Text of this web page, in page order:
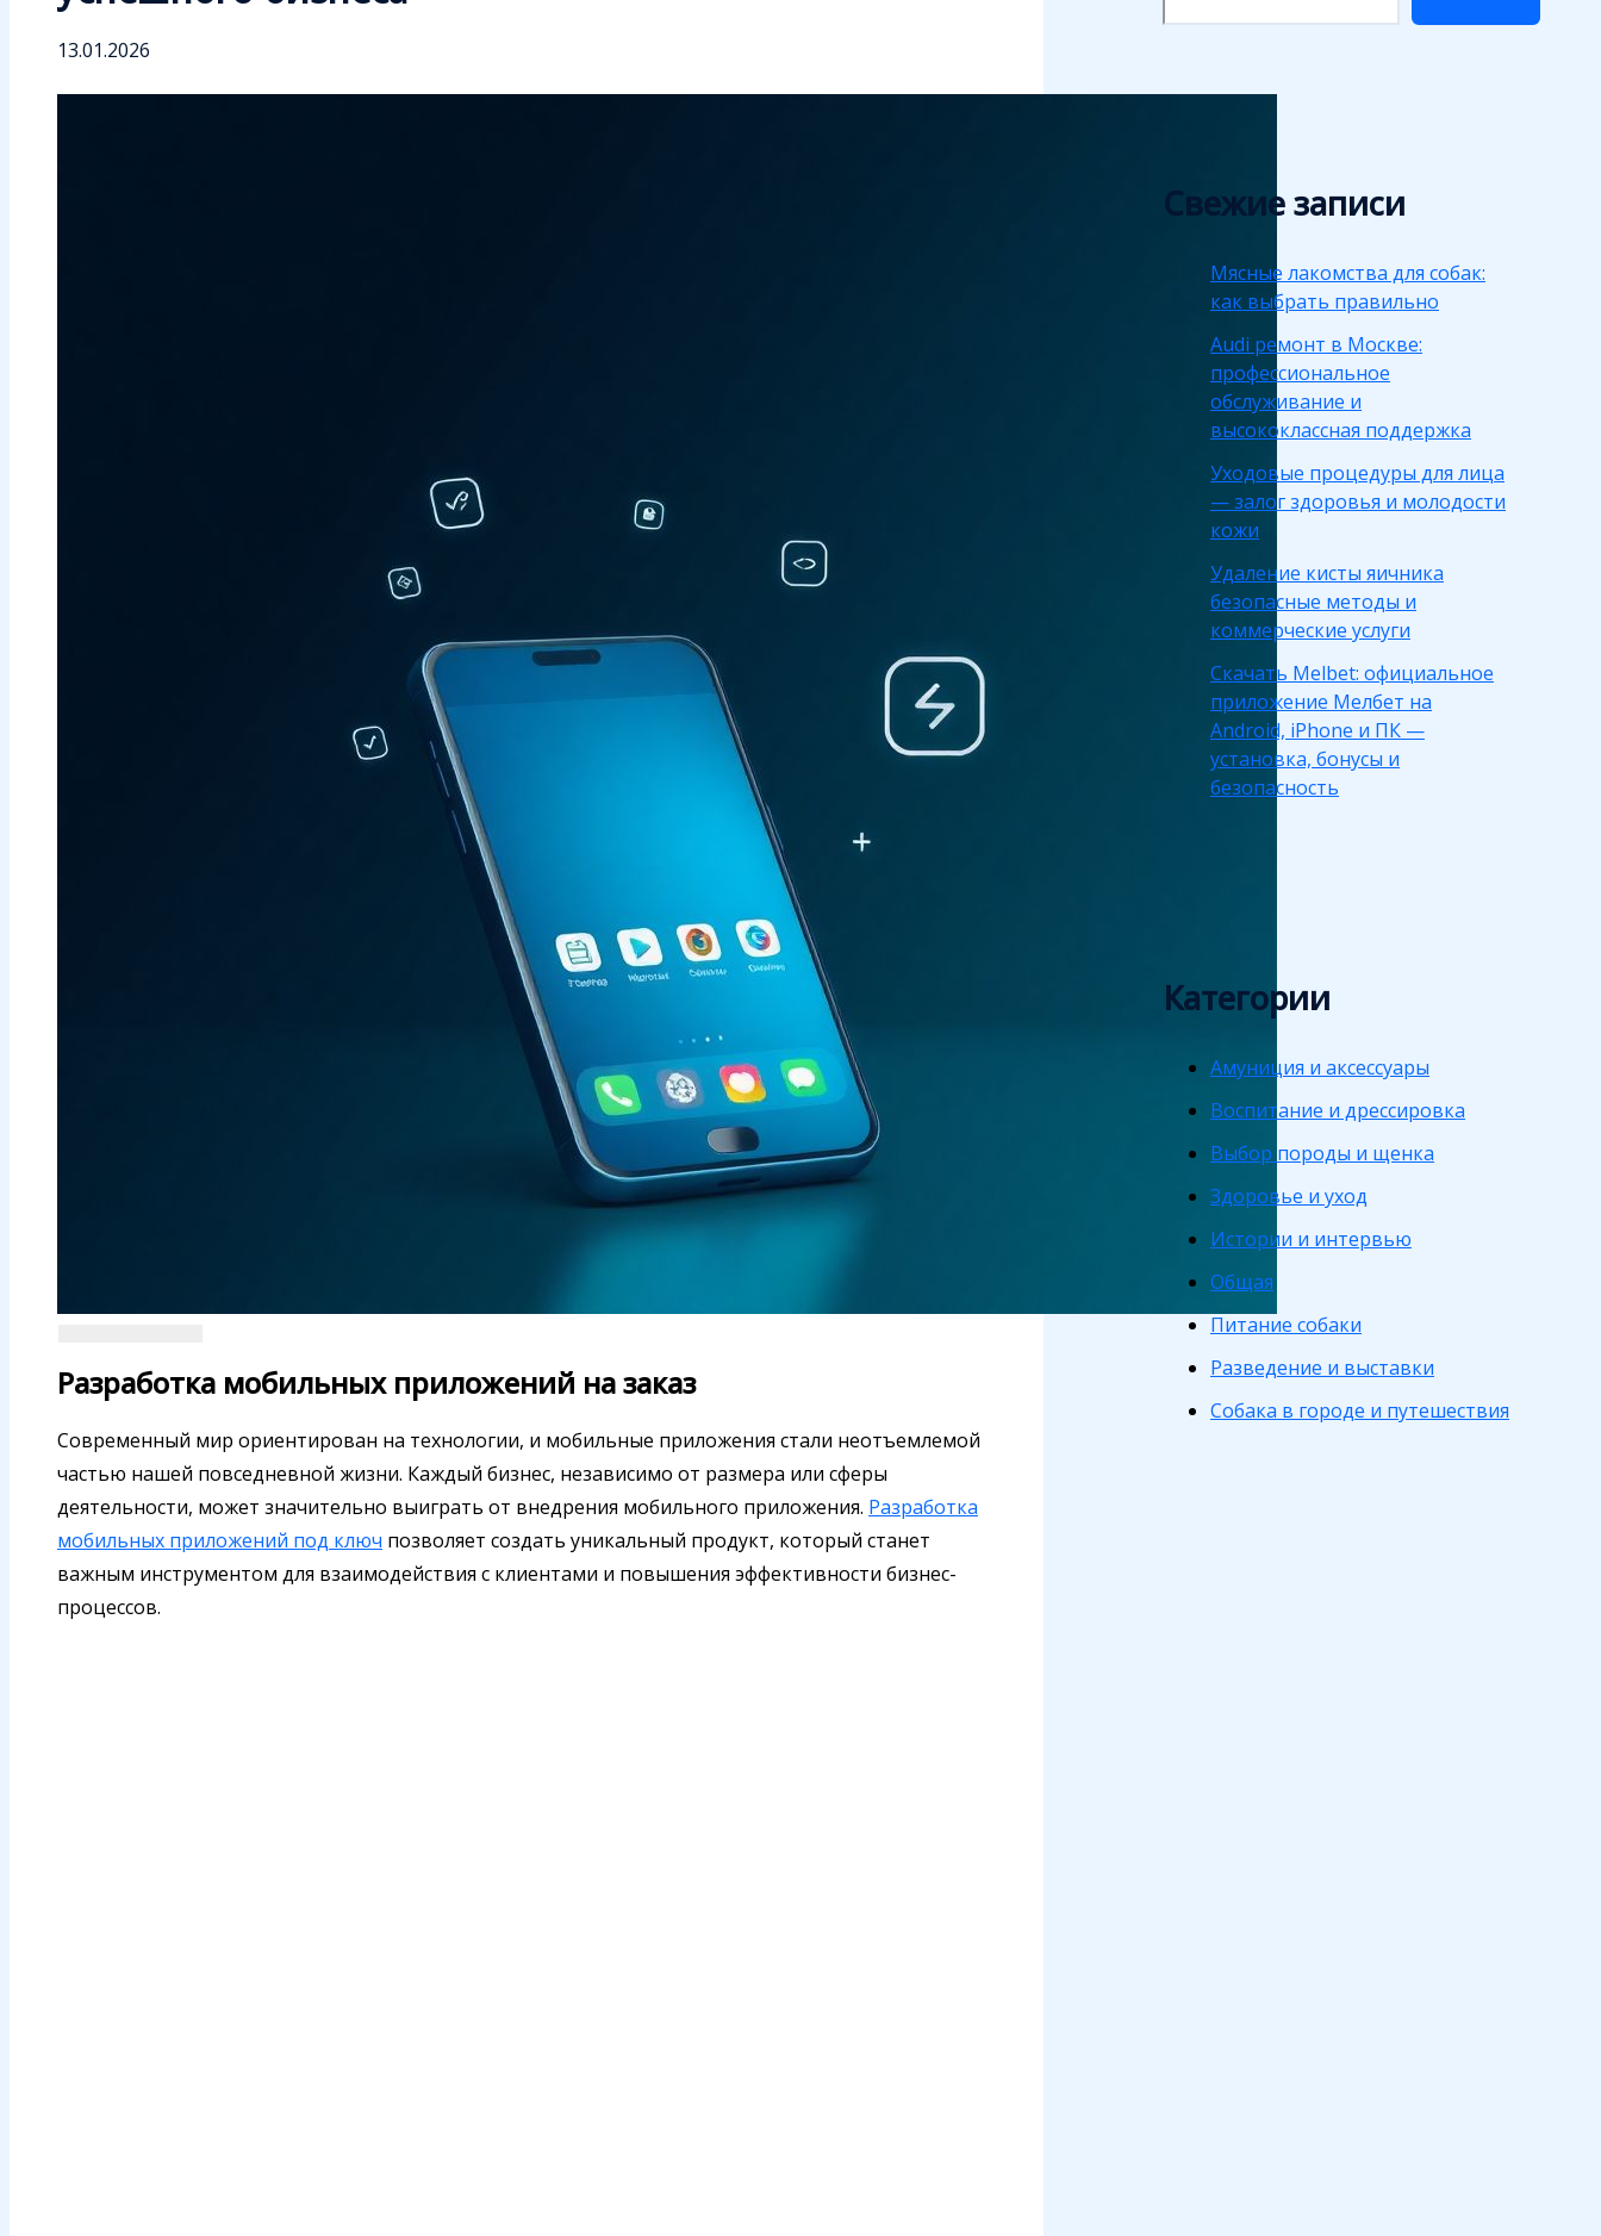
13.01.2026
Разработка мобильных приложений на заказ
Современный мир ориентирован на технологии, и мобильные приложения стали неотъемлемой
частью нашей повседневной жизни. Каждый бизнес, независимо от размера или сферы
деятельности, может значительно выиграть от внедрения мобильного приложения. Разработка
мобильных приложений под ключ позволяет создать уникальный продукт, который станет
важным инструментом для взаимодействия с клиентами и повышения эффективности бизнес-
процессов.
Свежие записи
Мясные лакомства для собак:
как выбрать правильно
Audi ремонт в Москве:
профессиональное
обслуживание и
высококлассная поддержка
Уходовые процедуры для лица
— залог здоровья и молодости
кожи
Удаление кисты яичника
безопасные методы и
коммерческие услуги
Скачать Melbet: официальное
приложение Мелбет на
Android, iPhone и ПК —
установка, бонусы и
безопасность
Категории
Амуниция и аксессуары
Воспитание и дрессировка
Выбор породы и щенка
Здоровье и уход
Истории и интервью
Общая
Питание собаки
Разведение и выставки
Собака в городе и путешествия